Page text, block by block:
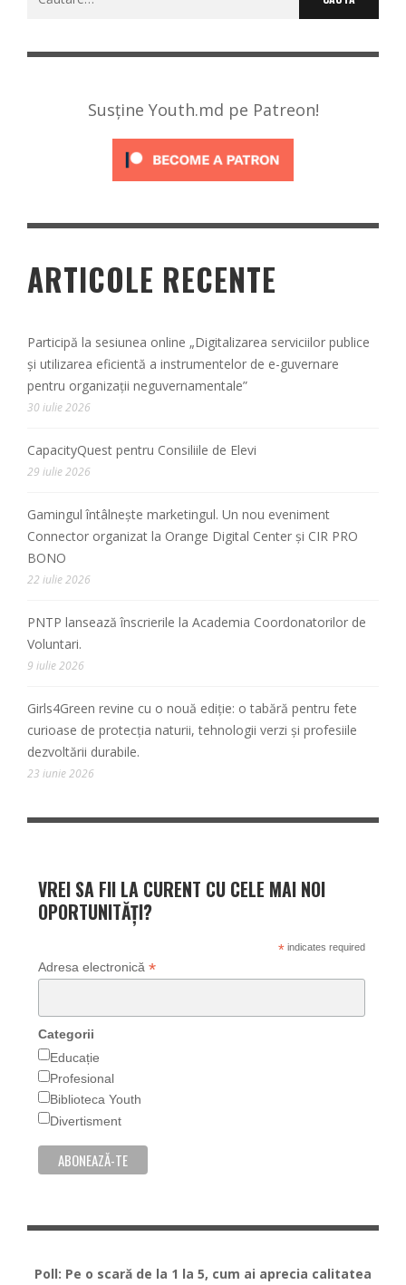
Susține Youth.md pe Patreon!
ARTICOLE RECENTE
Participă la sesiunea online „Digitalizarea serviciilor publice
și utilizarea eficientă a instrumentelor de e-guvernare
pentru organizații neguvernamentale”
30 iulie 2026
CapacityQuest pentru Consiliile de Elevi
29 iulie 2026
Gamingul întâlnește marketingul. Un nou eveniment
Connector organizat la Orange Digital Center și CIR PRO
BONO
22 iulie 2026
PNTP lansează înscrierile la Academia Coordonatorilor de
Voluntari.
9 iulie 2026
Girls4Green revine cu o nouă ediție: o tabără pentru fete
curioase de protecția naturii, tehnologii verzi și profesiile
dezvoltării durabile.
23 iunie 2026
VREI SA FII LA CURENT CU CELE MAI NOI
OPORTUNITĂȚI?
*indicates required
Adresa electronică *
Categorii
Educație
Profesional
Biblioteca Youth
Divertisment
Poll: Pe o scară de la 1 la 5, cum ai aprecia calitatea